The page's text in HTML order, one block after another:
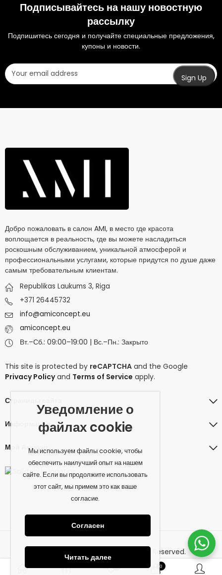
Подписывайтесь на нашу новостную
рассылку
Подпишитесь сегодня и получайте специальные предложения,
купоны и новости.
Добро пожаловать в салон AMI, в место где красота
воплощается в реальность, где вы можете насладиться
роскошным обслуживанием, уникальной атмосферой и
профессиональными услугами, которые придутся по душе даже
самым требовательным клиентам.
Republikas Laukums 3, Riga
+371 26445732
info@amiconcept.eu
amiconcept.eu
Вт.–Сб.: 09:00–19:00 | Вс.–Пн.: Закрыто
This site is protected by reCAPTCHA and the Google
Privacy Policyand Terms of Service apply.
Страницы сайта
Информация
Мой Аккаунт
© 2026 amiconcept.eu. All Rights Reserved.
0
Уведомление о
файлах cookie
Мы используем файлы cookie, чтобы
обеспечить наилучший опыт на нашем
сайте. Если вы продолжите использовать
этот сайт, мы примем это как ваше
согласие.
Согласен
Читать далее